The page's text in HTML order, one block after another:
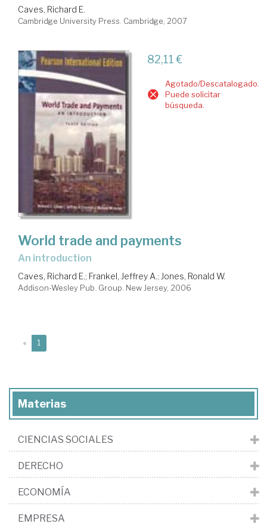
Caves, Richard E.
Cambridge University Press. Cambridge, 2007
82,11 €
Agotado/Descatalogado.
Puede solicitar
búsqueda.
World trade and payments
an introduction
Caves, Richard E.; Frankel, Jeffrey A.; Jones, Ronald W.
Addison-Wesley Pub. Group. New Jersey, 2006
« 1
Materias
CIENCIAS SOCIALES
DERECHO
ECONOMÍA
EMPRESA